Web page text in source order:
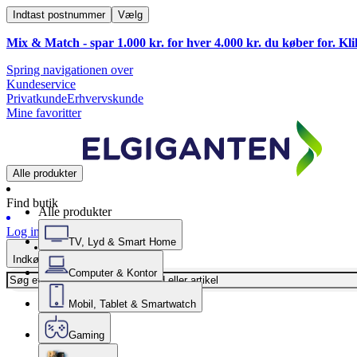
Indtast postnummer Vælg
Mix & Match - spar 1.000 kr. for hver 4.000 kr. du køber for.
Spring navigationen over
Kundeservice
PrivatkundeErhvervskunde
Mine favoritter
Alle produkter
Find butik
Log ind
Indkøbskurv
Alle produkter
TV, Lyd & Smart Home
Computer & Kontor
Mobil, Tablet & Smartwatch
Gaming